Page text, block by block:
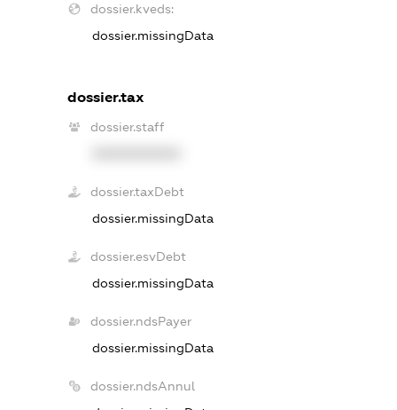
dossier.kveds:
dossier.missingData
dossier.tax
dossier.staff
dossier.taxDebt
dossier.missingData
dossier.esvDebt
dossier.missingData
dossier.ndsPayer
dossier.missingData
dossier.ndsAnnul